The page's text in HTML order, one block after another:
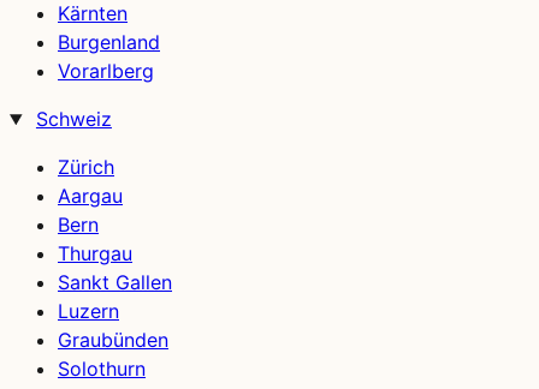
Kärnten
Burgenland
Vorarlberg
Schweiz
Zürich
Aargau
Bern
Thurgau
Sankt Gallen
Luzern
Graubünden
Solothurn